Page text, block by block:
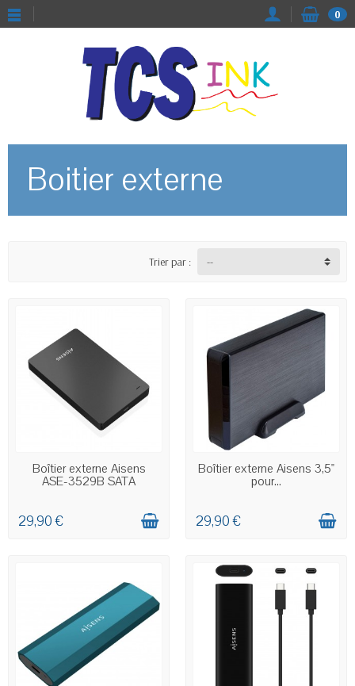
0
Boitier externe
Trier par :
EN STOCK
Boîtier externe Aisens
ASE-3529B SATA
29,90 €
EN STOCK
Boîtier externe Aisens 3,5"
pour...
29,90 €